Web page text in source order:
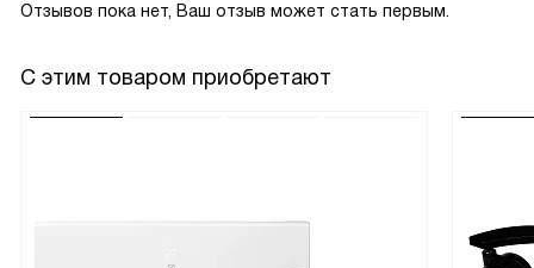
Отзывов пока нет, Ваш отзыв может стать первым.
С этим товаром приобретают